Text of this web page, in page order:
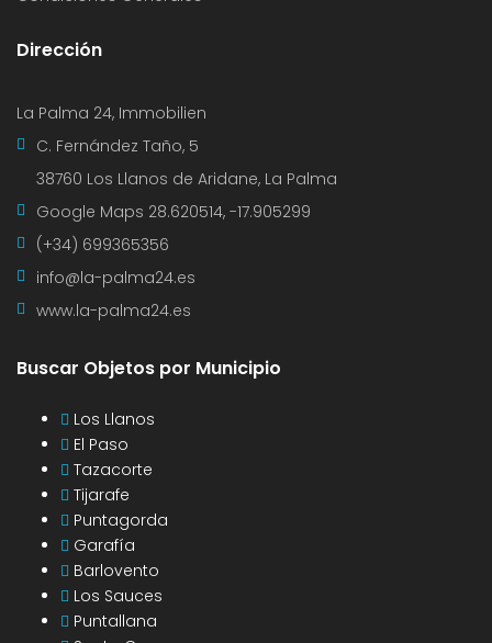
Dirección
La Palma 24, Immobilien
C. Fernández Taño, 5
38760 Los Llanos de Aridane, La Palma
Google Maps 28.620514, -17.905299
(+34) 699365356
info@la-palma24.es
www.la-palma24.es
Buscar Objetos por Municipio
Los Llanos
El Paso
Tazacorte
Tijarafe
Puntagorda
Garafía
Barlovento
Los Sauces
Puntallana